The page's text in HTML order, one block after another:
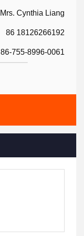
Mrs. Cynthia Liang
86 18126266192
86-755-8996-0061